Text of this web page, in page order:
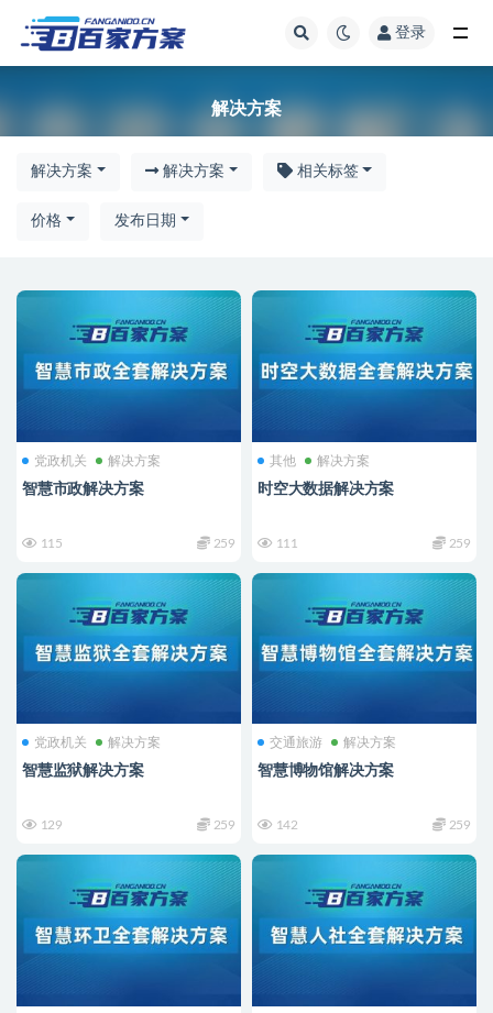
登录
解决方案
解决方案 解决方案 相关标签
价格 发布日期
党政机关 解决方案
智慧市政解决方案
115 259
其他 解决方案
时空大数据解决方案
111 259
党政机关 解决方案
智慧监狱解决方案
129 259
交通旅游 解决方案
智慧博物馆解决方案
142 259